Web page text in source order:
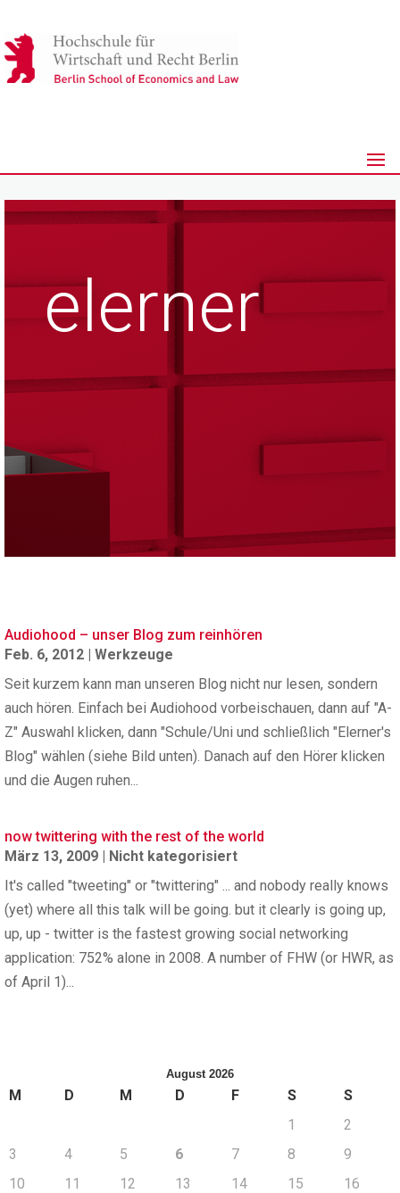
elerner
Audiohood – unser Blog zum reinhören
Feb. 6, 2012 | Werkzeuge
Seit kurzem kann man unseren Blog nicht nur lesen, sondern
auch hören. Einfach bei Audiohood vorbeischauen, dann auf "A-
Z" Auswahl klicken, dann "Schule/Uni und schließlich "Elerner's
Blog" wählen (siehe Bild unten). Danach auf den Hörer klicken
und die Augen ruhen...
now twittering with the rest of the world
März 13, 2009 | Nicht kategorisiert
It's called "tweeting" or "twittering" ... and nobody really knows
(yet) where all this talk will be going. but it clearly is going up,
up, up - twitter is the fastest growing social networking
application: 752% alone in 2008. A number of FHW (or HWR, as
of April 1)...
August 2026
M D M D F S
S
1
2
3
4 5 6 7 8
9
10
11 12 13 14 15
16